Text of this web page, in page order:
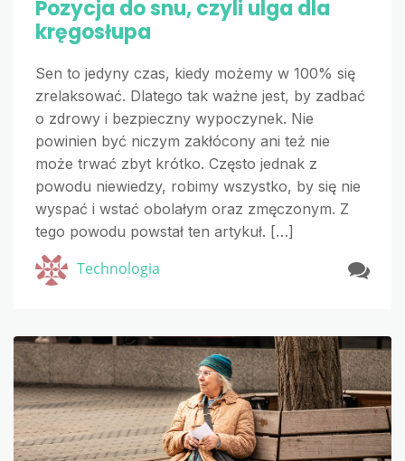
Pozycja do snu, czyli ulga dla
kręgosłupa
Sen to jedyny czas, kiedy możemy w 100% się
zrelaksować. Dlatego tak ważne jest, by zadbać
o zdrowy i bezpieczny wypoczynek. Nie
powinien być niczym zakłócony ani też nie
może trwać zbyt krótko. Często jednak z
powodu niewiedzy, robimy wszystko, by się nie
wyspać i wstać obolałym oraz zmęczonym. Z
tego powodu powstał ten artykuł. […]
Technologia